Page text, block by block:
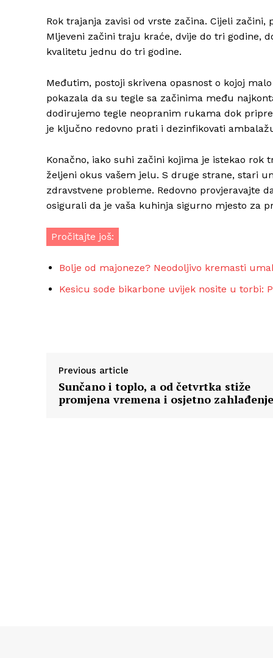
Rok trajanja zavisi od vrste začina. Cijeli
Mljeveni začini traju kraće, dvije do tri godine,
kvalitetu jednu do tri godine.
Međutim, postoji skrivena opasnost o kojoj
pokazala da su tegle sa začinima među
dodirujemo tegle neopranim rukama dok
je ključno redovno prati i dezinfikovati
Konačno, iako suhi začini kojima je istekao
željeni okus vašem jelu. S druge strane, stari
zdravstvene probleme. Redovno provjeravajte
osigurali da je vaša kuhinja sigurno mjesto za
Pročitajte još:
Bolje od majoneze? Neodoljivo kremasti
Kesicu sode bikarbone uvijek nosite u torbi:
Previous article
Sunčano i toplo, a od četvrtka stiže
promjena vremena i osjetno zahlađenje